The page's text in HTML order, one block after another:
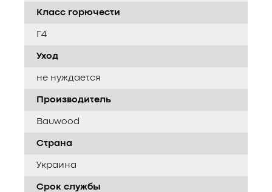
Класс горючести
Г4
Уход
не нуждается
Производитель
Bauwood
Страна
Украина
Срок службы